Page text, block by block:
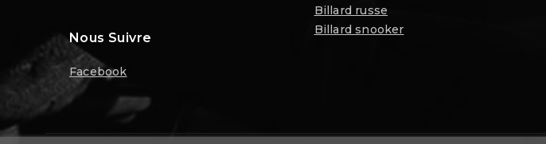
Nous Suivre
Facebook
Billard russe
Billard snooker